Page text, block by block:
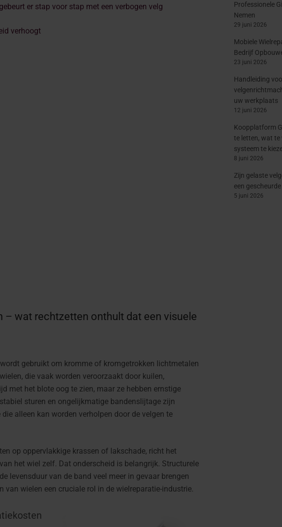
er stap voor stap met een verbogen velg
verhoogt
– wat rechtzetten onthult dat een visuele
gebruikt om kromme of kromgetrokken lichtmetalen
die vaak worden veroorzaakt door kuilen,
met het blote oog te zien, maar ze hebben ernstige
sturen en ongelijkmatige bandenslijtage zijn
alleen kan worden verholpen door de velgen te
op oppervlakkige krassen of lakschade, richt het
het wiel zelf. Dat onderscheid is belangrijk. Structurele
levensduur van de band veel meer in gevaar brengen
wielen een cruciale rol in de wielreparatie-industrie.
Professionele
Nemen
29 juni 2026
Mobiele
Bedrijf
23 juni 2026
Handleiding
uw werkplaats
12 juni 2026
Koopplatform
te letten, wat te
systeem te
8 juni 2026
Zijn gelaste
een
5 juni 2026